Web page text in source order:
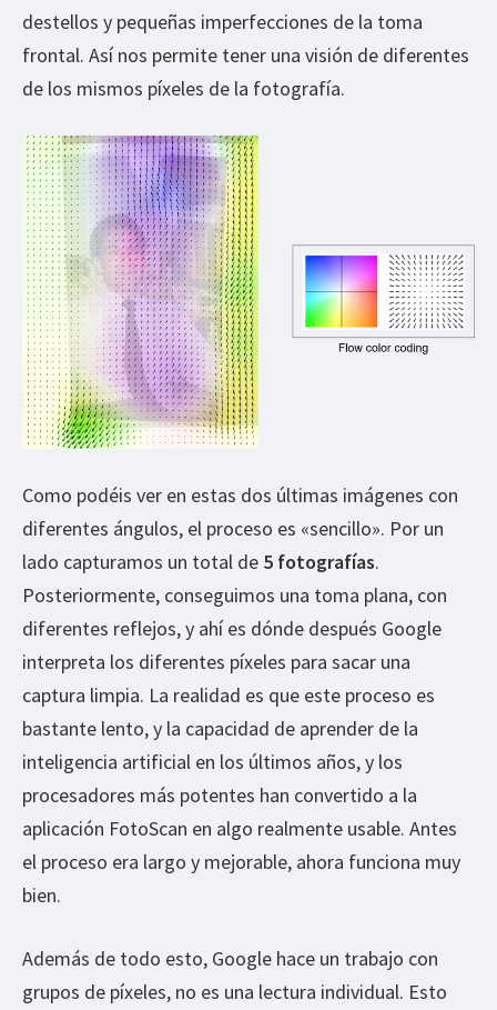
destellos y pequeñas imperfecciones de la toma
frontal. Así nos permite tener una visión de diferentes
de los mismos píxeles de la fotografía.
Como podéis ver en estas dos últimas imágenes con
diferentes ángulos, el proceso es «sencillo». Por un
lado capturamos un total de 5 fotografías.
Posteriormente, conseguimos una toma plana, con
diferentes reflejos, y ahí es dónde después Google
interpreta los diferentes píxeles para sacar una
captura limpia. La realidad es que este proceso es
bastante lento, y la capacidad de aprender de la
inteligencia artificial en los últimos años, y los
procesadores más potentes han convertido a la
aplicación FotoScan en algo realmente usable. Antes
el proceso era largo y mejorable, ahora funciona muy
bien.
Además de todo esto, Google hace un trabajo con
grupos de píxeles, no es una lectura individual. Esto